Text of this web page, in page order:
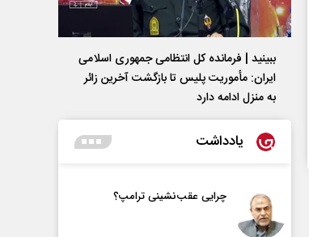
ببینید | فرمانده کل انتظامی جمهوری اسلامی
ایران­: مأموریت پلیس تا بازگشت آخرین زائر
به منزل ادامه دارد
یادداشت
پشت‌پرده تهدیدات کوتاه‏‌مدت و